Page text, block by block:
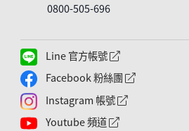
0800-505-696
Line 官方帳號 外網連結符號
Facebook 粉絲團 外網連結符號
Instagram 帳號 外網連結符號
Youtube 頻道 外網連結符號